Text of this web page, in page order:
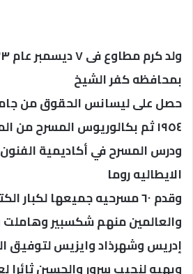
بمحافظه كفر الشيخ
حصل على ليسانس الحقوق من
١٩٥٤ ثم بكالوريوس المسرح من
ودرس المسرح في أكاديمية
الايطاليه روما
وقدم ٦٠ مسرحيه جميعها لكبار
والعالمين منهم شكسبير وهاملت
إدريس وشهرذاد وايزيس لتوفيق
وبهيه لنجيب سرور والحسين ثائرا